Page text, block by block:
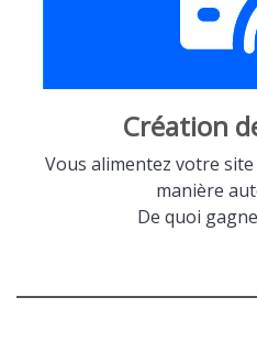
Création
Vous alimentez votre
manière
De quoi